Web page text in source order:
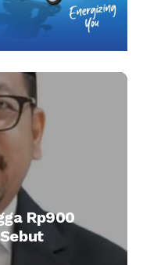
Rp900